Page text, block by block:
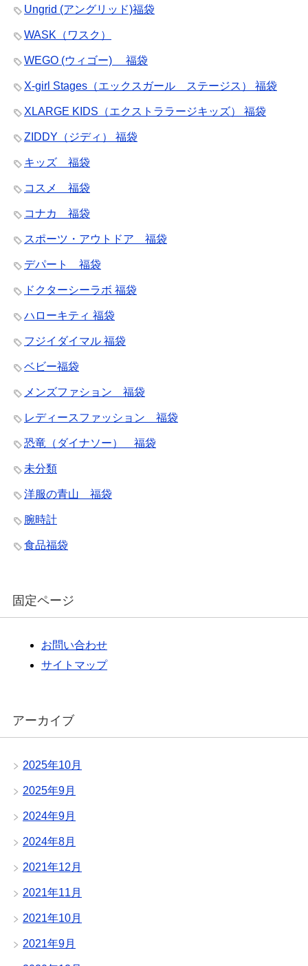
Ungrid (アングリッド)福袋
WASK（ワスク）
WEGO (ウィゴー) 福袋
X-girl Stages（エックスガール ステージス） 福袋
XLARGE KIDS（エクストララージキッズ） 福袋
ZIDDY（ジディ） 福袋
キッズ 福袋
コスメ 福袋
コナカ 福袋
スポーツ・アウトドア 福袋
デパート 福袋
ドクターシーラボ 福袋
ハローキティ 福袋
フジイダイマル 福袋
ベビー福袋
メンズファション 福袋
レディースファッション 福袋
恐竜（ダイナソー） 福袋
未分類
洋服の青山 福袋
腕時計
食品福袋
固定ページ
お問い合わせ
サイトマップ
アーカイブ
2025年10月
2025年9月
2024年9月
2024年8月
2021年12月
2021年11月
2021年10月
2021年9月